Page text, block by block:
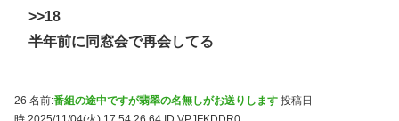
>>18
半年前に同窓会で再会してる
26 名前:番組の途中ですが翡翠の名無しがお送りします 投稿日